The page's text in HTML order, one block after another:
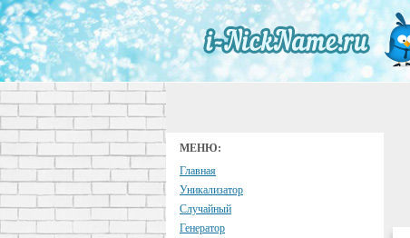
МЕНЮ:
Главная
Уникализатор
Случайный
Генератор